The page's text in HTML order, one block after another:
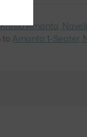
Kreslo Amanta,
to Amanta 1-Seater,